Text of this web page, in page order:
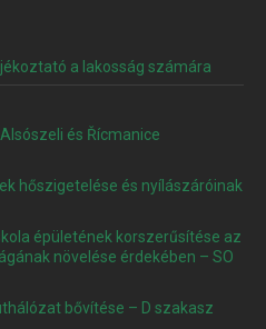
a lakosság számára
és Řícmanice
hőszigetelése és nyílászáróinak
épületének korszerűsítése az
növelése érdekében – SO
bővítése – D szakasz